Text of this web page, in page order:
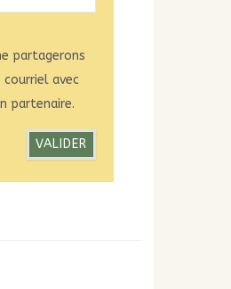
partagerons
avec
partenaire.